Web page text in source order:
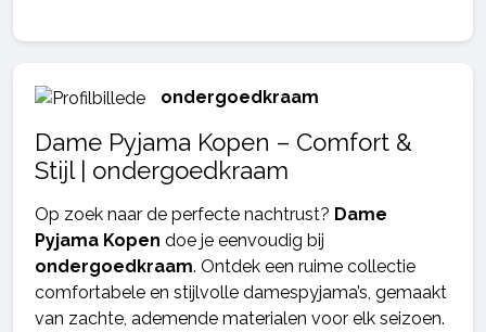
ondergoedkraam
Dame Pyjama Kopen – Comfort &
Stijl | ondergoedkraam
Op zoek naar de perfecte nachtrust? Dame
Pyjama Kopen doe je eenvoudig bij
ondergoedkraam. Ontdek een ruime collectie
comfortabele en stijlvolle damespyjama’s, gemaakt
van zachte, ademende materialen voor elk seizoen.